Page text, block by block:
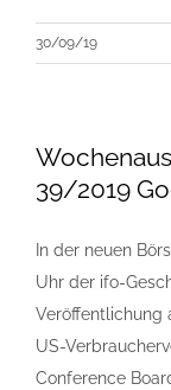
30/09/19
39/2019
In der neuen
Uhr der ifo-
Veröffentlichung
US-
Conference